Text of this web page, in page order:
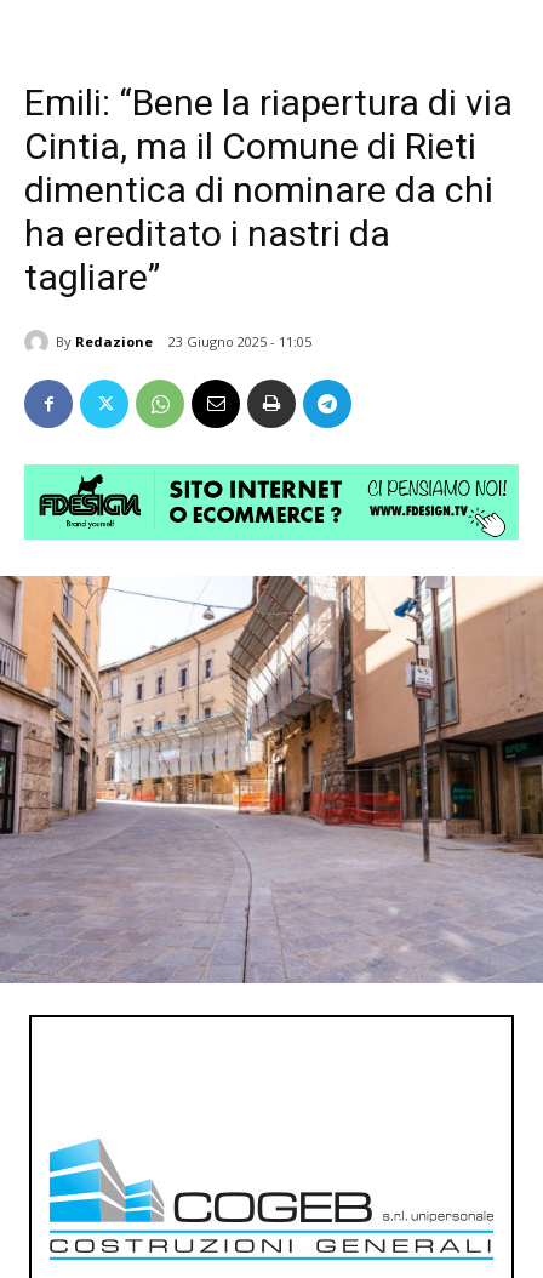
Emili: “Bene la riapertura di via
Cintia, ma il Comune di Rieti
dimentica di nominare da chi
ha ereditato i nastri da
tagliare”
By Redazione 23 Giugno 2025 - 11:05